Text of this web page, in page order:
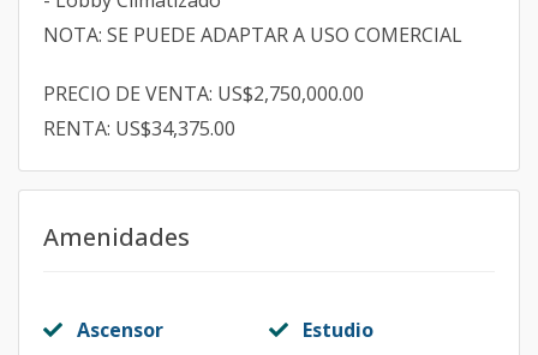
NOTA: SE PUEDE ADAPTAR A USO COMERCIAL
PRECIO DE VENTA: US$2,750,000.00
RENTA: US$34,375.00
Amenidades
Ascensor Estudio